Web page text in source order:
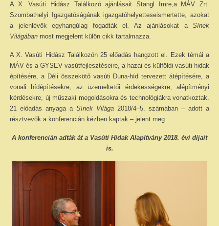
A X. Vasúti Hidász Találkozó ajánlásait Stangl Imre,a MÁV Zrt.
Szombathelyi Igazgatóságának igazgatóhelyetteseismertette, azokat
a jelenlévők egyhangúlag fogadták el. Az ajánlásokat a Sínek
Világában most megjelent külön cikk tartalmazza.
A X. Vasúti Hidász Találkozón 25 előadás hangzott el. Ezek témái a
MÁV és a GYSEV vasútfejlesztéseire, a hazai és külföldi vasúti hidak
építésére, a Déli összekötő vasúti Duna-híd tervezett átépítésére, a
vonali hídépítésekre, az üzemeltetői érdekességekre, alépítményi
kérdésekre, új műszaki megoldásokra és technológiákra vonatkoztak.
21 előadás anyaga a Sínek Világa 2018/4–5. számában – adott a
résztvevők a konferencián kézben kaptak – jelent meg.
A konferencián adták át a Vasúti Hidak Alapítvány 2018. évi díjait
is.